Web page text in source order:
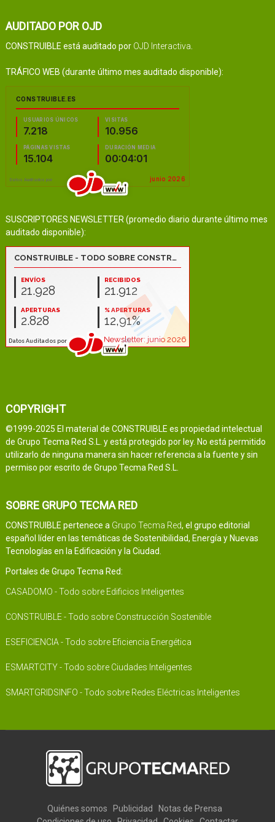
AUDITADO POR OJD
CONSTRUIBLE está auditado por OJD Interactiva
TRÁFICO WEB (durante último mes auditado disponible):
SUSCRIPTORES NEWSLETTER (promedio diario durante último mes
auditado disponible):
COPYRIGHT
©1999-2025 El material de CONSTRUIBLE es propiedad intelectual
de Grupo Tecma Red S.L. y está protegido por ley. No está permitido
utilizarlo de ninguna manera sin hacer referencia a la fuente y sin
permiso por escrito de Grupo Tecma Red S.L.
SOBRE GRUPO TECMA RED
CONSTRUIBLE pertenece a Grupo Tecma Red, el grupo editorial
español líder en las temáticas de Sostenibilidad, Energía y Nuevas
Tecnologías en la Edificación y la Ciudad.
Portales de Grupo Tecma Red:
CASADOMO - Todo sobre Edificios Inteligentes
CONSTRUIBLE - Todo sobre Construcción Sostenible
ESEFICIENCIA - Todo sobre Eficiencia Energética
ESMARTCITY - Todo sobre Ciudades Inteligentes
SMARTGRIDSINFO - Todo sobre Redes Eléctricas Inteligentes
Quiénes somos Publicidad
Notas de Prensa